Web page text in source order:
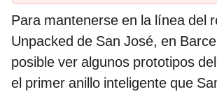
Para mantenerse en la línea del
Unpacked de San José, en
posible ver algunos prototipos
el primer anillo inteligente que